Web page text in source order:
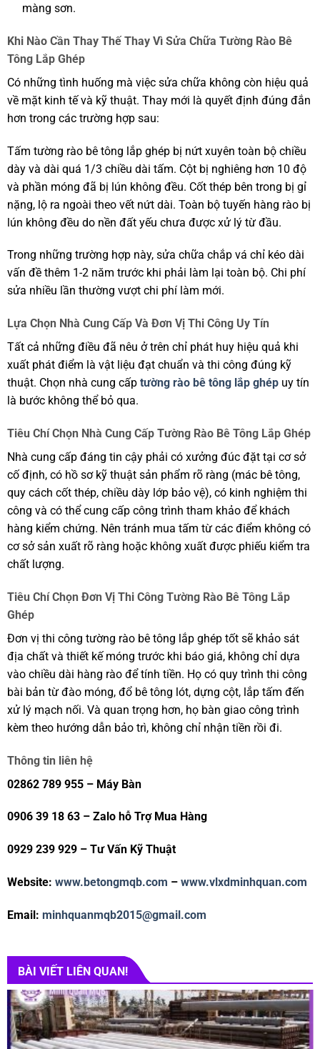
màng sơn.
Khi Nào Cần Thay Thế Thay Vì Sửa Chữa Tường Rào Bê
Tông Lắp Ghép
Có những tình huống mà việc sửa chữa không còn hiệu quả
về mặt kinh tế và kỹ thuật. Thay mới là quyết định đúng đắn
hơn trong các trường hợp sau:
Tấm tường rào bê tông lắp ghép bị nứt xuyên toàn bộ chiều
dày và dài quá 1/3 chiều dài tấm. Cột bị nghiêng hơn 10 độ
và phần móng đã bị lún không đều. Cốt thép bên trong bị gỉ
nặng, lộ ra ngoài theo vết nứt dài. Toàn bộ tuyến hàng rào bị
lún không đều do nền đất yếu chưa được xử lý từ đầu.
Trong những trường hợp này, sửa chữa chắp vá chỉ kéo dài
vấn đề thêm 1-2 năm trước khi phải làm lại toàn bộ. Chi phí
sửa nhiều lần thường vượt chi phí làm mới.
Lựa Chọn Nhà Cung Cấp Và Đơn Vị Thi Công Uy Tín
Tất cả những điều đã nêu ở trên chỉ phát huy hiệu quả khi
xuất phát điểm là vật liệu đạt chuẩn và thi công đúng kỹ
thuật. Chọn nhà cung cấp tường rào bê tông lắp ghépuy tín
là bước không thể bỏ qua.
Tiêu Chí Chọn Nhà Cung Cấp Tường Rào Bê Tông Lắp Ghép
Nhà cung cấp đáng tin cậy phải có xưởng đúc đặt tại cơ sở
cố định, có hồ sơ kỹ thuật sản phẩm rõ ràng (mác bê tông,
quy cách cốt thép, chiều dày lớp bảo vệ), có kinh nghiệm thi
công và có thể cung cấp công trình tham khảo để khách
hàng kiểm chứng. Nên tránh mua tấm từ các điểm không có
cơ sở sản xuất rõ ràng hoặc không xuất được phiếu kiểm tra
chất lượng.
Tiêu Chí Chọn Đơn Vị Thi Công Tường Rào Bê Tông Lắp
Ghép
Đơn vị thi công tường rào bê tông lắp ghép tốt sẽ khảo sát
địa chất và thiết kế móng trước khi báo giá, không chỉ dựa
vào chiều dài hàng rào để tính tiền. Họ có quy trình thi công
bài bản từ đào móng, đổ bê tông lót, dựng cột, lắp tấm đến
xử lý mạch nối. Và quan trọng hơn, họ bàn giao công trình
kèm theo hướng dẫn bảo trì, không chỉ nhận tiền rồi đi.
Thông tin liên hệ
02862 789 955 – Máy Bàn
0906 39 18 63 – Zalo hỗ Trợ Mua Hàng
0929 239 929 – Tư Vấn Kỹ Thuật
Website: www.betongmqb.com – www.vlxdminhquan.com
Email: minhquanmqb2015@gmail.com
BÀI VIẾT LIÊN QUAN!